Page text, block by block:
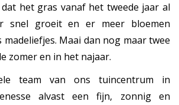
dat het gras vanaf het tweede jaar al
snel groeit en er meer bloemen
madeliefjes. Maai dan nog maar twee
zomer en in het najaar.
team van ons tuincentrum in
alvast een fijn, zonnig en